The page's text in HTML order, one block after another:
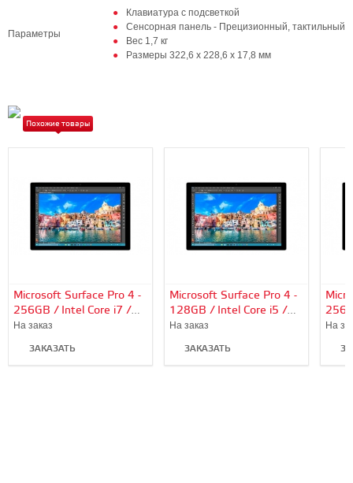
Параметры
Клавиатура с подсветкой
Сенсорная панель - Прецизионный, тактильный
Вес 1,7 кг
Размеры 322,6 x 228,6 x 17,8 мм
Похожие товары
Microsoft Surface Pro 4 -
256GB / Intel Core i7 /
8Gb RAM
На заказ
ЗАКАЗАТЬ
Microsoft Surface Pro 4 -
128GB / Intel Core i5 /
4Gb RAM
На заказ
ЗАКАЗАТЬ
На